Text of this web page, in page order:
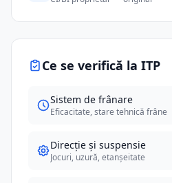
Ce se verifică la ITP
Sistem de frânare
Eficacitate, stare tehnică frâne
Direcție și suspensie
Jocuri, uzură, etanșeitate